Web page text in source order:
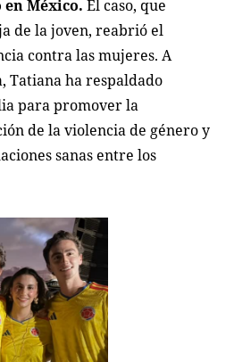
México. El caso, que
de la joven, reabrió el
contra las mujeres. A
Tatiana ha respaldado
para promover la
de la violencia de género y
sanas entre los